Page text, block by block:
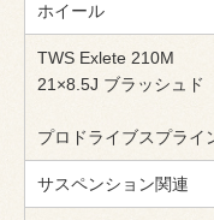
ホイール
TWS Exlete 210M
21×8.5J ブラッシュド
プロドライブスプライ
サスペンション関連